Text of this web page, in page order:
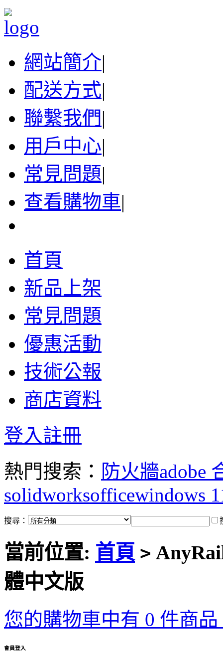
網站簡介|
配送方式|
聯繫我們|
用戶中心|
常見問題|
查看購物車|
首頁
新品上架
常見問題
優惠活動
技術公報
商店資料
登入註冊
熱門搜索： 防火牆adobe
solidworksofficewindows
搜尋：
當前位置: 首頁 >
體中文版
您的購物車中有 0 件商
會員登入